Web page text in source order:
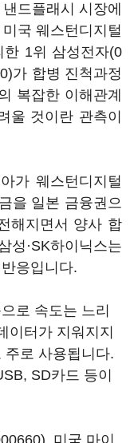
드플래시 시장에
국 웨스턴디지털
1위 삼성전자(0
가 합병 진척과정
복잡한 이해관계
울 것이란 관측이
가 웨스턴디지털
을 일본 금융권으
해지면서 양사 합
·SK하이닉스는
응입니다.
로 속도는 느리
이터가 지워지지
주로 사용됩니다.
SD카드 등이
, 미국 마이